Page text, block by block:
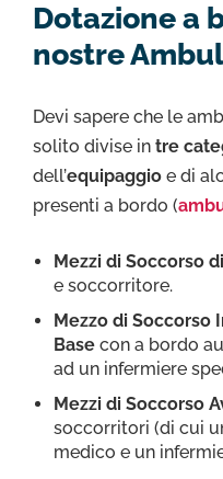
Dotazione a
nostre
Devi sapere che le
solito divise in tre
dell’equipaggio e di
presenti a bordo (
Mezzi di Soccorso
e soccorritore.
Mezzo di Soccorso
Basecon a bordo
ad un infermiere
Mezzi di Soccorso
soccorritori (di cui
medico e un